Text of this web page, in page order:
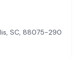
SC, 88075-290